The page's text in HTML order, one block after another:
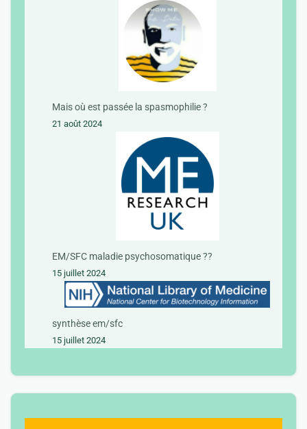
Mais où est passée la spasmophilie ?
21 août 2024
EM/SFC maladie psychosomatique ??
15 juillet 2024
synthèse em/sfc
15 juillet 2024